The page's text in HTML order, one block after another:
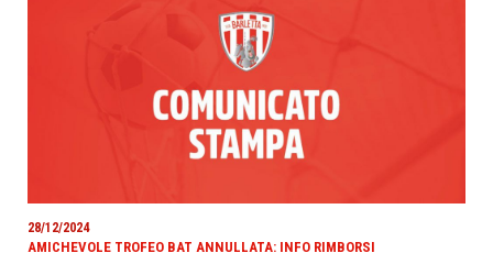
28/12/2024
AMICHEVOLE TROFEO BAT ANNULLATA: INFO RIMBORSI